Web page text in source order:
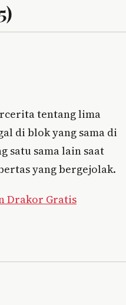
tentang lima
di blok yang sama di
satu sama lain saat
yang bergejolak.
Drakor Gratis